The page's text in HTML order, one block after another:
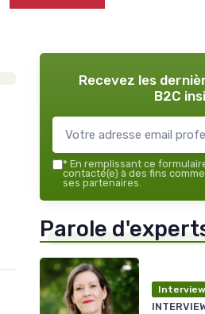
Recevez les
B2C
* En remplissant ce
contacté(e) à des fins
ses partenaires.
Parole
Interview